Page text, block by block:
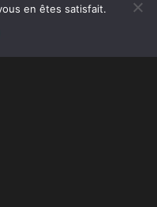
en êtes satisfait.